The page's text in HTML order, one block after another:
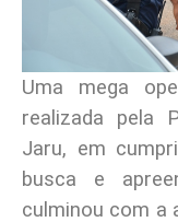
Uma mega
realizada pela
Jaru, em
busca e
culminou com a